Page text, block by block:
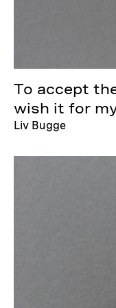
To accept
wish it for
Liv Bugge